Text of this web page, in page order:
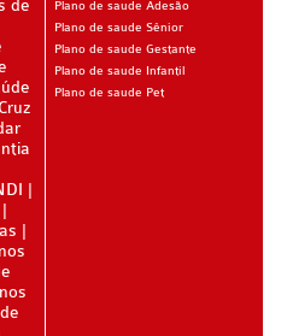
INFANTIL
INFANTIL
de
Plano de saude Adesão
Plano de saude Sênior
Plano de saude Gestante
Plano de saude Infantil
Plano de saude Pet